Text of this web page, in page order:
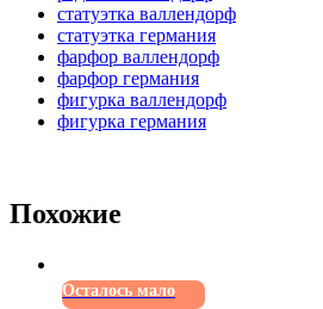
статуэтка валлендорф
статуэтка германия
фарфор валлендорф
фарфор германия
фигурка валлендорф
фигурка германия
Похожие
Осталось мало